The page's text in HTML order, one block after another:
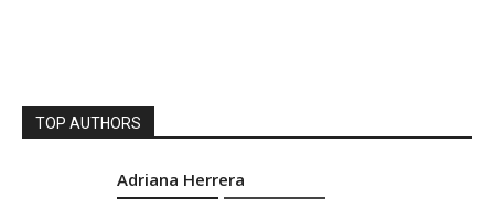
TOP AUTHORS
Adriana Herrera